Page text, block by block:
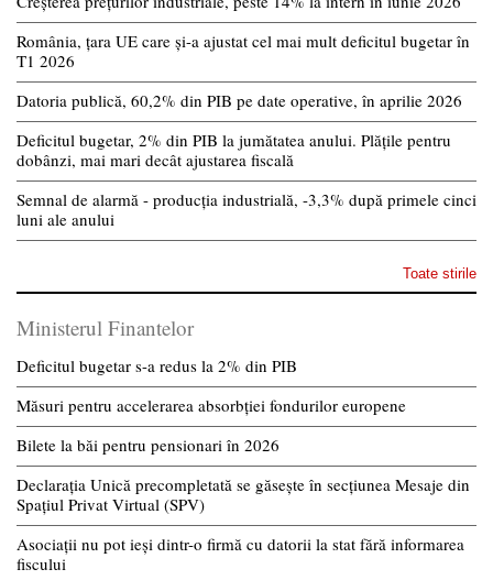
România, țara UE care și-a ajustat cel mai mult deficitul bugetar în
T1 2026
Datoria publică, 60,2% din PIB pe date operative, în aprilie 2026
Deficitul bugetar, 2% din PIB la jumătatea anului. Plățile pentru
dobânzi, mai mari decât ajustarea fiscală
Semnal de alarmă - producția industrială, -3,3% după primele cinci
luni ale anului
Toate stirile
Ministerul Finantelor
Deficitul bugetar s-a redus la 2% din PIB
Măsuri pentru accelerarea absorbției fondurilor europene
Bilete la băi pentru pensionari în 2026
Declarația Unică precompletată se găsește în secțiunea Mesaje din
Spațiul Privat Virtual (SPV)
Asociații nu pot ieși dintr-o firmă cu datorii la stat fără informarea
fiscului